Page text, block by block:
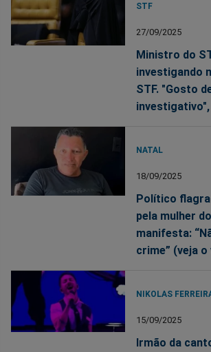
STF
27/09/2025
Ministro do
investigando
STF. "Gosto
NATAL
18/09/2025
Político
pela mulher
manifesta:
crime” (veja o
NIKOLAS
15/09/2025
Irmão da